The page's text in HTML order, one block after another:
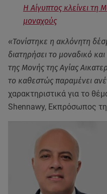
Η Αίγυπτος κλείνει τη
μοναχούς
«Τονίστηκε η ακλόνητη
διατηρήσει το μοναδικό
της Μονής της Αγίας
το καθεστώς παραμένει
χαρακτηριστικά για το
Shennawy, Εκπρόσωπος